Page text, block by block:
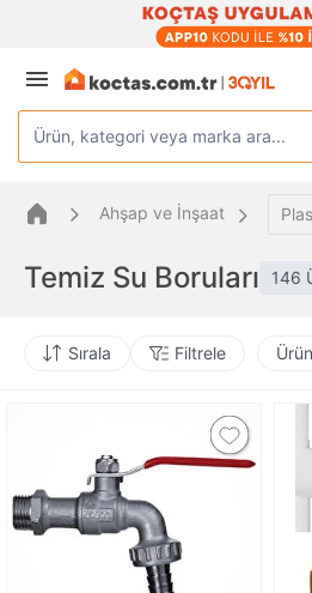
Ürün, kategori veya marka ara...
Ahşap ve İnşaat
Temiz Su Boruları 146
Sırala Filtrele